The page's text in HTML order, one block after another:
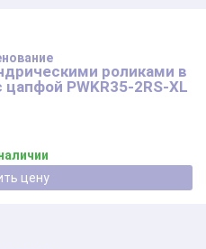
роликами в
цапфой PWKR35-2RS-XL
Уточнить цену